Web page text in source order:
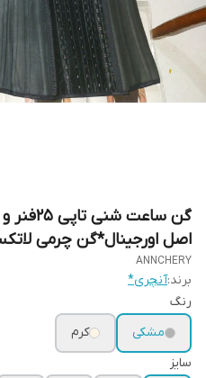
اصل اورجینال*گن چرمی
ANNCHERY
برند:آنچری*
رنگ
مشکی
کرم
سایز